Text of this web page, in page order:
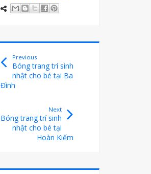
Previous
Bóng trang trí sinh
nhật cho bé tại Ba
Đình
Next
Bóng trang trí sinh
nhật cho bé tại
Hoàn Kiếm